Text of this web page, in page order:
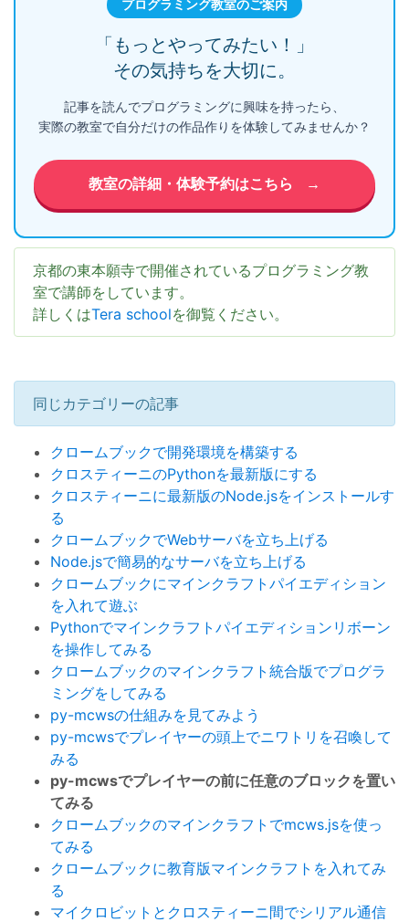
プログラミング教室のご案内
「もっとやってみたい！」
その気持ちを大切に。
記事を読んでプログラミングに興味を持ったら、
実際の教室で自分だけの作品作りを体験してみませんか？
教室の詳細・体験予約はこちら →
京都の東本願寺で開催されているプログラミング教
室で講師をしています。
詳しくはTera schoolを御覧ください。
同じカテゴリーの記事
クロームブックで開発環境を構築する
クロスティーニのPythonを最新版にする
クロスティーニに最新版のNode.jsをインストールす
る
クロームブックでWebサーバを立ち上げる
Node.jsで簡易的なサーバを立ち上げる
クロームブックにマインクラフトパイエディション
を入れて遊ぶ
Pythonでマインクラフトパイエディションリボーン
を操作してみる
クロームブックのマインクラフト統合版でプログラ
ミングをしてみる
py-mcwsの仕組みを見てみよう
py-mcwsでプレイヤーの頭上でニワトリを召喚して
みる
py-mcwsでプレイヤーの前に任意のブロックを置い
てみる
クロームブックのマインクラフトでmcws.jsを使っ
てみる
クロームブックに教育版マインクラフトを入れてみ
る
マイクロビットとクロスティーニ間でシリアル通信